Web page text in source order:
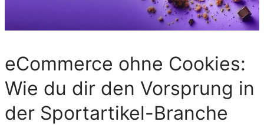
eCommerce ohne Cookies:
Wie du dir den Vorsprung in
der Sportartikel-Branche